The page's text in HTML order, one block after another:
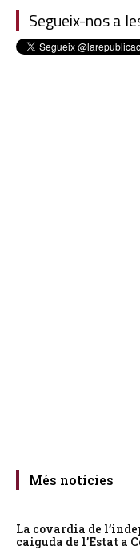
Segueix-nos a
Més notícies
La covardia de
caiguda de l’Estat a